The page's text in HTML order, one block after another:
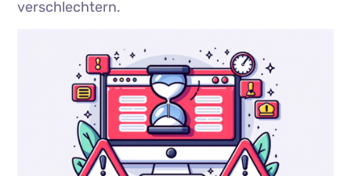
verschlechtern.